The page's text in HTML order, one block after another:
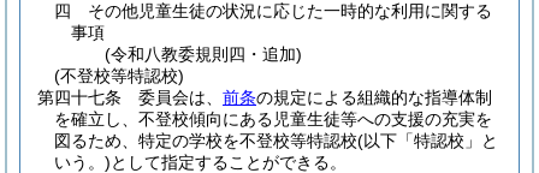
四
その他児童生徒の状況に応じた一時的な利用に関する
事項
(令和八教委規則四・追加)
(不登校等特認校)
第四十七条
委員会は、 前条の規定による組織的な指導体制
を確立し、不登校傾向にある児童生徒等への支援の充実を
図るため、特定の学校を不登校等特認校(以下「特認校」と
いう。)として指定することができる。